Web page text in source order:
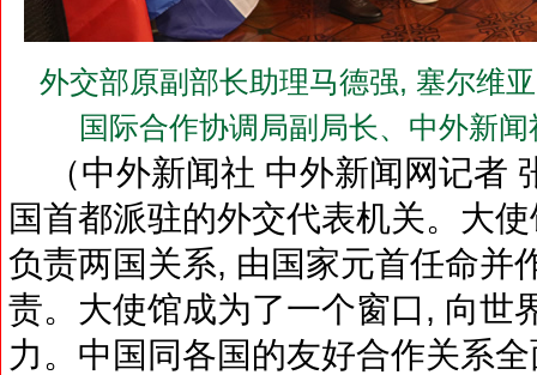
外交部原副部长助理马德强, 塞尔维
国际合作协调局副局长、中外新
（中外新闻社 中外新闻网记者
国首都派驻的外交代表机关。大
负责两国关系, 由国家元首任命并
责。大使馆成为了一个窗口, 向世
力。中国同各国的友好合作关系